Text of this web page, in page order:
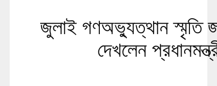
জুলাই গণঅভ্যুত্থান স্মৃতি
দেখলেন